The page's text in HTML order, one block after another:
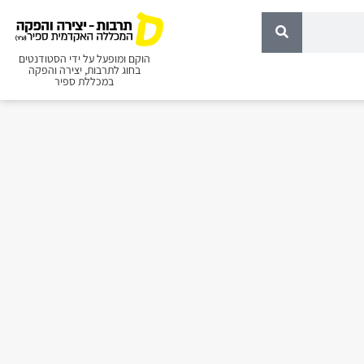
הוקם ומופעל על ידי הסטודנטים
בחוג לתרבות, יצירה והפקה
במכללת ספיר